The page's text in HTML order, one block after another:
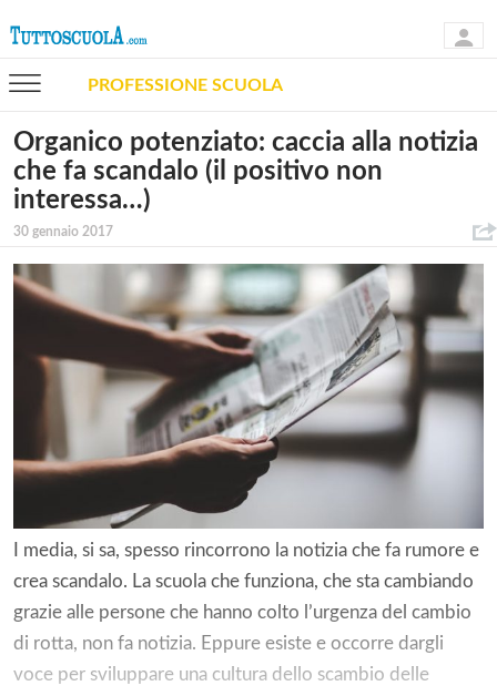
PROFESSIONE SCUOLA
Organico potenziato: caccia alla notizia
che fa scandalo (il positivo non
interessa…)
30 gennaio 2017
I media, si sa, spesso rincorrono la notizia che fa rumore e
crea scandalo. La scuola che funziona, che sta cambiando
grazie alle persone che hanno colto l’urgenza del cambio
di rotta, non fa notizia. Eppure esiste e occorre dargli
voce per sviluppare una cultura dello scambio delle